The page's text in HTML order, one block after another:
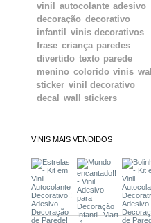
vinil
autocolante adesivo
decoração decorativo
infantil
vinis decorativos
frase criança paredes
divertido texto parede
menino colorido vinis wall
sticker vinil decorativo
decal wall stickers
VINIS MAIS VENDIDOS